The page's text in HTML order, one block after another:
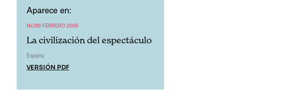
Aparece en:
NO.89 FEBRERO 2009
La civilización del espectáculo
España
VERSIÓN PDF